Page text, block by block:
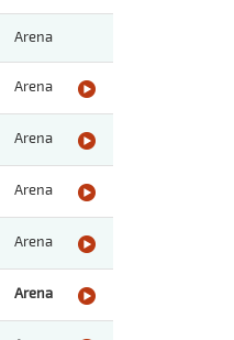
Arena
Arena
Arena
Arena
Arena
Arena